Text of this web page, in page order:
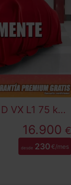
1.5 D VX L1 75 kW (102 CV)
16.900 €
desde 230€/mes